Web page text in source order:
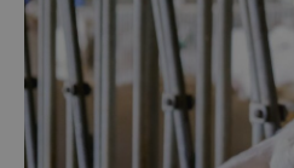
Prächtig
Lammen Ziegen nicht im
entstehen wirtschaftliche